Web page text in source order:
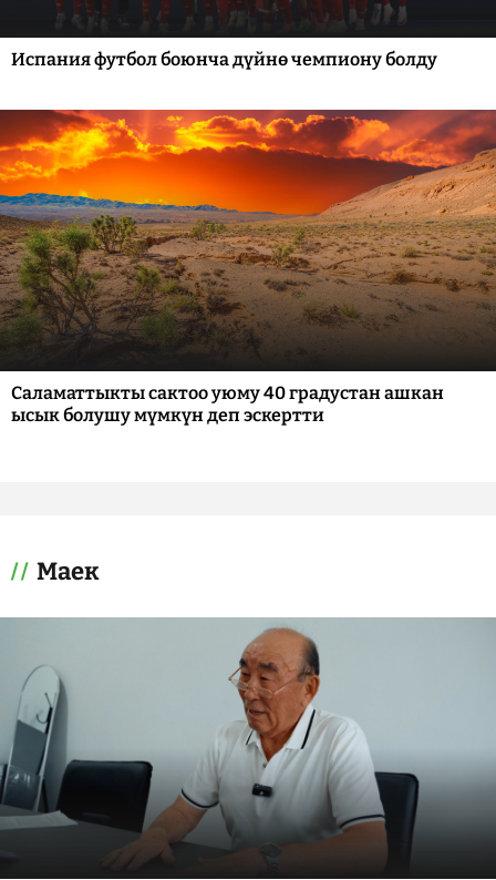
Испания футбол боюнча дүйнө чемпиону болду
Саламаттыкты сактоо уюму 40 градустан ашкан
ысык болушу мүмкүн деп эскертти
Маек